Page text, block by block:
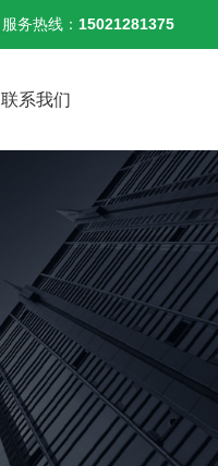
服务热线： 15021281375
联系我们